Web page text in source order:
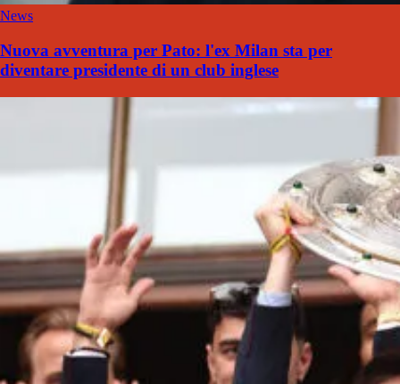
News
Nuova avventura per Pato: l'ex Milan sta per
diventare presidente di un club inglese